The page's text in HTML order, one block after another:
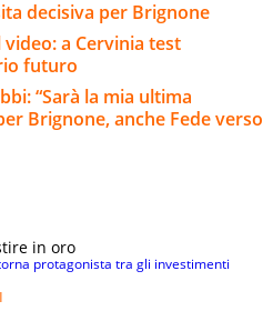
decisiva per Brignone
a Cervinia test
futuro
“Sarà la mia ultima
Brignone, anche Fede verso
in oro
protagonista tra gli investimenti